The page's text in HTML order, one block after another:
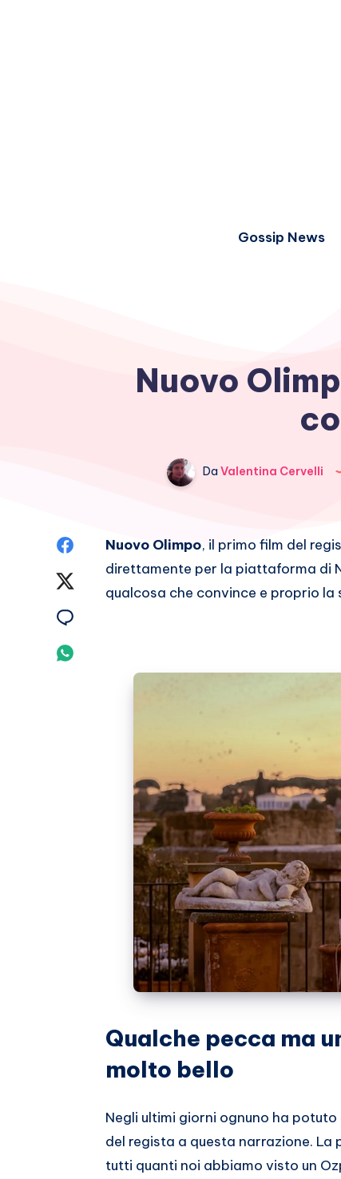
Gossip News
Nuovo
Da Valentina Cervelli
Condividi
Nuovo Olimpo, il primo film del
direttamente per la piattaforma di
qualcosa che convince e proprio la
Qualche pecca ma
molto bello
Negli ultimi giorni ognuno ha potuto
del regista a questa narrazione.
tutti quanti noi abbiamo visto un